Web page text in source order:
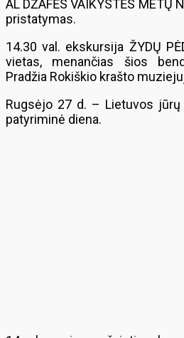
AL DŽAFĖS VAIKYSTĖS METŲ
pristatymas.
14.30 val. ekskursija ŽYDŲ
vietas, menančias šios
Pradžia Rokiškio krašto
Rugsėjo 27 d. – Lietuvos
patyriminė diena.